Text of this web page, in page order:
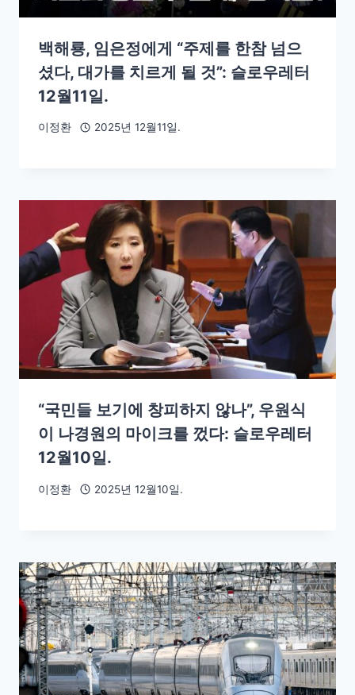
백해룡, 임은정에게 “주제를 한참 넘으
셨다, 대가를 치르게 될 것”: 슬로우레터
12월11일.
이정환 2025년 12월11일.
“국민들 보기에 창피하지 않나”, 우원식
이 나경원의 마이크를 껐다: 슬로우레터
12월10일.
이정환 2025년 12월10일.